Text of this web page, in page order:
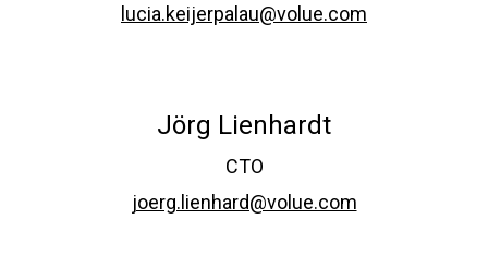
lucia.keijerpalau@volue.com
Jörg Lienhardt
CTO
joerg.lienhard@volue.com